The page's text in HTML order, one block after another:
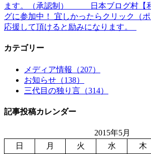
ます。（承認制） 日本ブログ村【
グに参加中！ 宜しかったらクリック（
応援して頂けると励みになります。
カテゴリー
メディア情報（207）
お知らせ（138）
三代目の独り言（314）
記事投稿カレンダー
2015年5月
日
月 火 水 木